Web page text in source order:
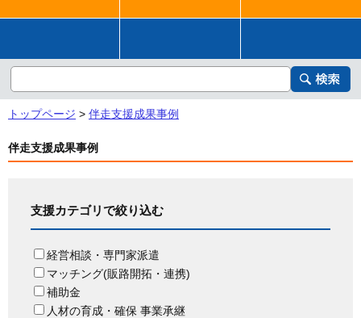
トップページ > 伴走支援成果事例
伴走支援成果事例
支援カテゴリで絞り込む
経営相談・専門家派遣
マッチング(販路開拓・連携)
補助金
人材の育成・確保 事業承継